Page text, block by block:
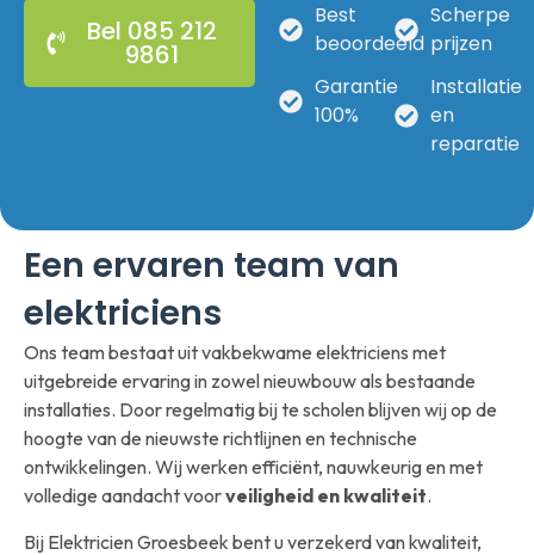
Bel 085 212
9861
Best
beoordeeld
Garantie
100%
Scherpe
prijzen
Installatie
en
reparatie
Een ervaren team van
elektriciens
Ons team bestaat uit vakbekwame elektriciens met
uitgebreide ervaring in zowel nieuwbouw als bestaande
installaties. Door regelmatig bij te scholen blijven wij op de
hoogte van de nieuwste richtlijnen en technische
ontwikkelingen. Wij werken efficiënt, nauwkeurig en met
volledige aandacht voorveiligheid en kwaliteit.
Bij Elektricien Groesbeek bent u verzekerd van kwaliteit,